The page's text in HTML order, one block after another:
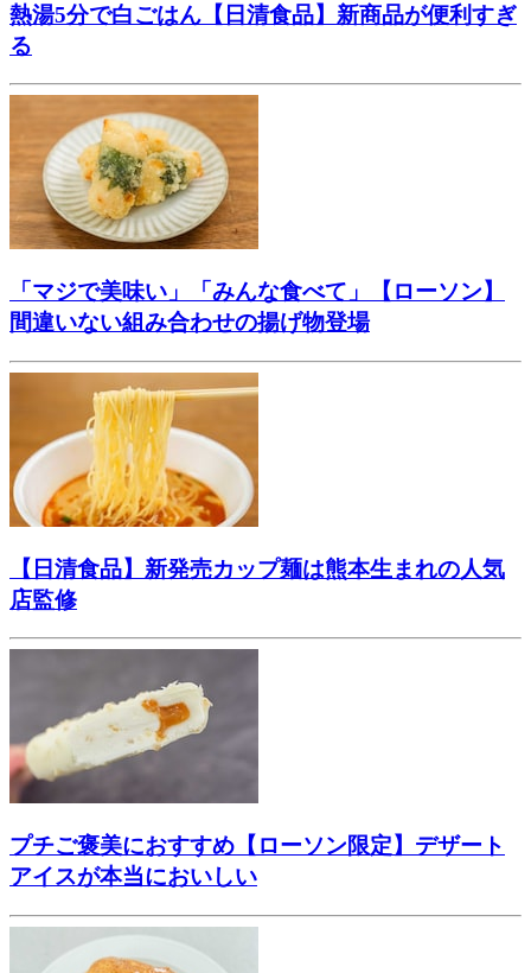
熱湯5分で白ごはん【日清食品】新商品が便利すぎ
る
「マジで美味い」「みんな食べて」【ローソン】
間違いない組み合わせの揚げ物登場
【日清食品】新発売カップ麺は熊本生まれの人気
店監修
プチご褒美におすすめ【ローソン限定】デザート
アイスが本当においしい